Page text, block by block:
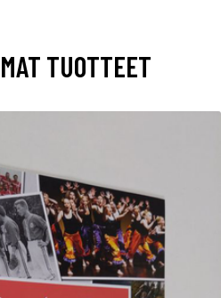
TUOTTEET